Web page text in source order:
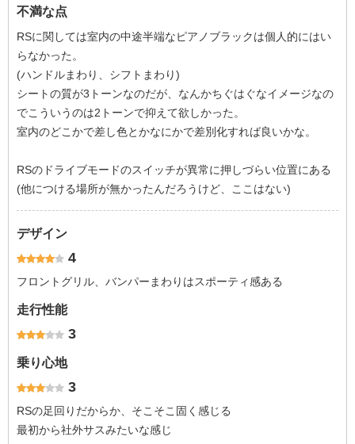
不満な点
RSに関しては室内の中途半端なピアノブラックは個人的にはい
らなかった。
(ハンドルまわり、シフトまわり)
シートの質が3トーンなのだが、なんかちぐはぐなイメージなの
でこういうのは2トーンで抑えて欲しかった。
室内のどこかで差し色とかなにかで差別化すれば良いかな。
RSのドライブモードのスイッチが異常に押しづらい位置にある
(他につける場所が無かったんだろうけど、ここはない)
デザイン
4
フロントグリル、バンパーまわりはスポーティ感ある
走行性能
3
乗り心地
3
RSの足回りだからか、そこそこ固く感じる
最初から社外サスみたいな感じ